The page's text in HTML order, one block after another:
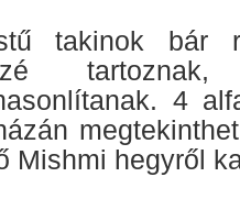
takinok bár
4
Mishmi hegyről